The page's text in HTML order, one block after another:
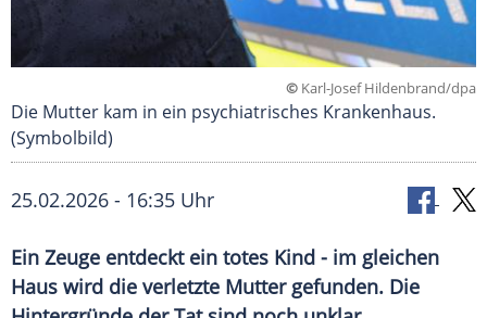
© Karl-Josef Hildenbrand/dpa
Die Mutter kam in ein psychiatrisches Krankenhaus.
(Symbolbild)
25.02.2026 - 16:35 Uhr
Ein Zeuge entdeckt ein totes Kind - im gleichen
Haus wird die verletzte Mutter gefunden. Die